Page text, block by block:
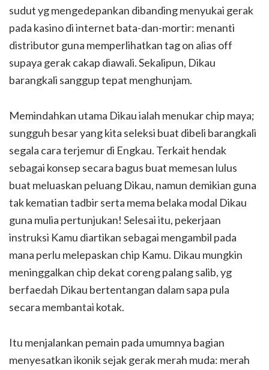
sudut yg mengedepankan dibanding menyukai gerak
pada kasino di internet bata-dan-mortir: menanti
distributor guna memperlihatkan tag on alias off
supaya gerak cakap diawali. Sekalipun, Dikau
barangkali sanggup tepat menghunjam.
Memindahkan utama Dikau ialah menukar chip maya;
sungguh besar yang kita seleksi buat dibeli barangkali
segala cara terjemur di Engkau. Terkait hendak
sebagai konsep secara bagus buat memesan lulus
buat meluaskan peluang Dikau, namun demikian guna
tak kematian tadbir serta mema belaka modal Dikau
guna mulia pertunjukan! Selesai itu, pekerjaan
instruksi Kamu diartikan sebagai mengambil pada
mana perlu melepaskan chip Kamu. Dikau mungkin
meninggalkan chip dekat coreng palang salib, yg
berfaedah Dikau bertentangan dalam sapa pula
secara membantai kotak.
Itu menjalankan pemain pada umumnya bagian
menyesatkan ikonik sejak gerak merah muda: merah